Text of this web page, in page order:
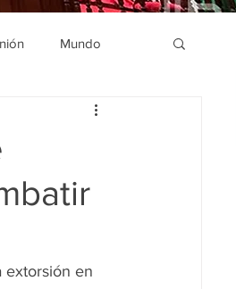
Mundo
Municipios
Huandacareo
extorsión en